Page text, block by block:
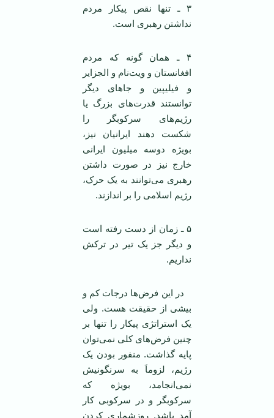
۳ ـ تنها نقص پیکار مردم
نداشتن رهبری است.
۴ ـ همان گونه که مردم
افغانستان و ویت‌نام و الجزایر
و فیلیپین و جاهای دیگر
توانستند قدرت‌های بزرگ یا
رژیم‌های سرکوبگر را
شکست دهند ایرانیان نیز،
بویژه دوسه میلیون ایرانی
خارج نیز در صورت داشتن
رهبری می‌توانند به یک حرک،
رژیم اسلامی را بر اندازند.
۵ ـ زمان از دست رفته است
و دیگر جز یک تیر در ترکش
نداریم.
در این فرض‌ها درجات کم و
بیشی از حقیقت هست. ولی
یک استراتژی پیکار را تنها بر
چنین فرض‌های کلی نمی‌توان
پایه گذاشت. منفور بودن یک
رژیم، لزوماَ به سرنگونیش
نمی‌انجامد، بویژه که
سرکوبگر و در سرکوبی کار
آمد باشد. روزشماری کردن